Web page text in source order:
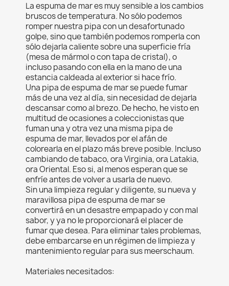
La espuma de mar es muy sensible a los cambios
bruscos de temperatura. No sólo podemos
romper nuestra pipa con un desafortunado
golpe, sino que también podemos romperla con
sólo dejarla caliente sobre una superficie fría
(mesa de mármol o con tapa de cristal), o
incluso pasando con ella en la mano de una
estancia caldeada al exterior si hace frío.
Una pipa de espuma de mar se puede fumar
más de una vez al día, sin necesidad de dejarla
descansar como al brezo. De hecho, he visto en
multitud de ocasiones a coleccionistas que
fuman una y otra vez una misma pipa de
espuma de mar, llevados por el afán de
colorearla en el plazo más breve posible. Incluso
cambiando de tabaco, ora Virginia, ora Latakia,
ora Oriental. Eso si, al menos esperan que se
enfríe antes de volver a usarla de nuevo.
Sin una limpieza regular y diligente, su nueva y
maravillosa pipa de espuma de mar se
convertirá en un desastre empapado y con mal
sabor, y ya no le proporcionará el placer de
fumar que desea. Para eliminar tales problemas,
debe embarcarse en un régimen de limpieza y
mantenimiento regular para sus meerschaum.
Materiales necesitados: